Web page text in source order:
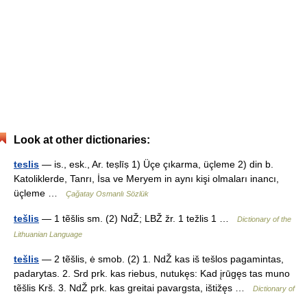
Look at other dictionaries:
teslis — is., esk., Ar. teṣlīṣ 1) Üçe çıkarma, üçleme 2) din b.
Katoliklerde, Tanrı, İsa ve Meryem in aynı kişi olmaları inancı,
üçleme …
Çağatay Osmanlı Sözlük
tešlis — 1 tẽšlis sm. (2) NdŽ; LBŽ žr. 1 težlis 1 …
Dictionary of the
Lithuanian Language
tešlis — 2 tẽšlis, ė smob. (2) 1. NdŽ kas iš tešlos pagamintas,
padarytas. 2. Srd prk. kas riebus, nutukęs: Kad įrūgęs tas muno
tẽšlis Krš. 3. NdŽ prk. kas greitai pavargsta, ištižęs …
Dictionary of